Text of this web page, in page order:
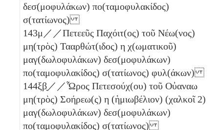
δεσ(μοφυλάκων) πο(ταμοφυλακίδος)
σ(τατίωνος)
143μ ／／Πετεεῦς Παχόιτ(ος) τοῦ Νέω(νος)
μη(τρὸς) Τααρθώτ(ιδος) η χ(ωματικοῦ)
μαγ(δωλοφυλάκων) δεσ(μοφυλάκων)
πο(ταμοφυλακίδος) σ(τατίωνος) φυλ(άκων)
144ξβ̣／／Ὧρος Πετεσούχ(ου) τοῦ Οὐαναω
μη(τρὸς) Σοήρεω(ς) η (ἡμιωβέλιον) (χαλκοῖ 2)
μαγ(δωλοφυλάκων) δεσ(μοφυλάκων)
πο(ταμοφυλακίδος) σ(τατίωνος)